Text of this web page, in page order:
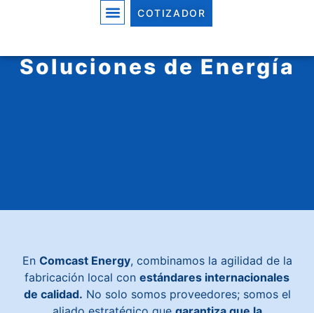
COTIZADOR
Comcast Energy:
Soluciones de Energía
En Comcast Energy, combinamos la agilidad de la
fabricación local con estándares internacionales
de calidad. No solo somos proveedores; somos el